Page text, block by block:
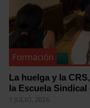
Formación
La huelga y la
la Escuela Sindical
1 JULIO, 2026